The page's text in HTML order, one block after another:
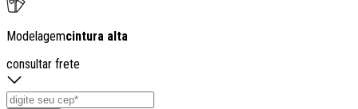
Modelagemcintura alta
consultar frete